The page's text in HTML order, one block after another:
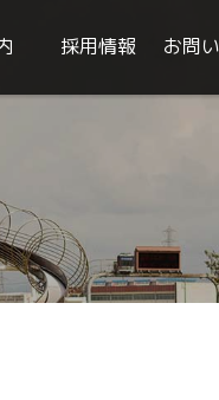
採用情報 お問